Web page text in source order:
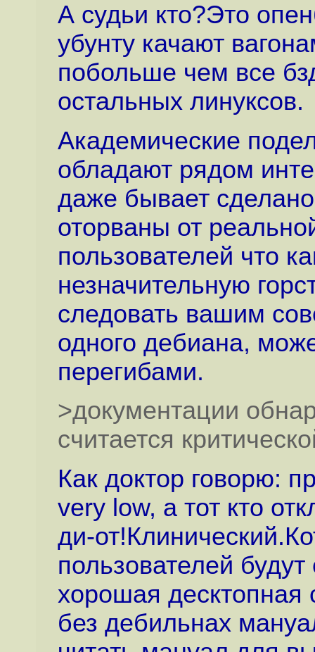
А судьи кто?Это
убунту качают
побольше чем все
остальных линуксов.
Академические
обладают рядом
даже бывает
оторваны от
пользователей что
незначительную
следовать вашим
одного дебиана,
перегибами.
>документации
считается
Как доктор говорю:
very low, а тот кто
ди-
пользователей
хорошая десктопная
без дебильнах